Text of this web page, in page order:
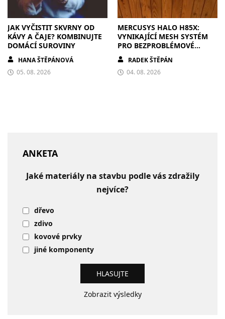
JAK VYČISTIT SKVRNY OD
KÁVY A ČAJE? KOMBINUJTE
DOMÁCÍ SUROVINY
HANA ŠTĚPÁNOVÁ
05. 08. 2026
MERCUSYS HALO H85X:
VYNIKAJÍCÍ MESH SYSTÉM
PRO BEZPROBLÉMOVÉ
PŘIPOJENÍ V KAŽDÉ
DOMÁCNOSTI
RADEK ŠTĚPÁN
04. 08. 2026
ANKETA
Jaké materiály na stavbu podle vás zdražily
nejvíce?
dřevo
zdivo
kovové prvky
jiné komponenty
Zobrazit výsledky